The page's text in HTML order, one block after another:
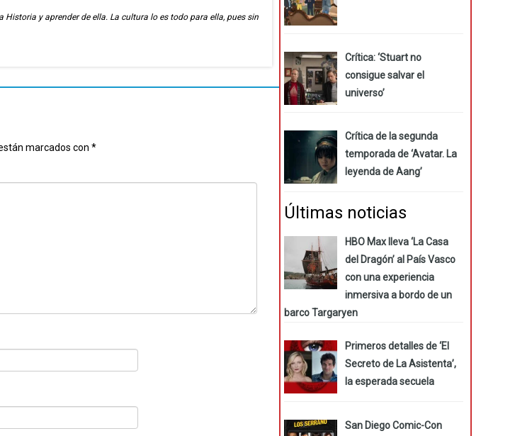
y aprender de ella. La cultura lo es todo para ella, pues sin
marcados con *
Crítica: ‘Stuart no
consigue salvar el
universo’
Crítica de la segunda
temporada de ‘Avatar. La
leyenda de Aang’
Últimas noticias
HBO Max lleva ‘La Casa
del Dragón’ al País Vasco
con una experiencia
inmersiva a bordo de un
barco Targaryen
Primeros detalles de ‘El
Secreto de La Asistenta’,
la esperada secuela
San Diego Comic-Con